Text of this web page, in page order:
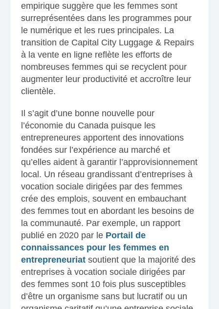
empirique suggère que les femmes sont
surreprésentées dans les programmes pour
le numérique et les rues principales. La
transition de Capital City Luggage & Repairs
à la vente en ligne reflète les efforts de
nombreuses femmes qui se recyclent pour
augmenter leur productivité et accroître leur
clientèle.
Il s’agit d’une bonne nouvelle pour
l’économie du Canada puisque les
entrepreneures apportent des innovations
fondées sur l’expérience au marché et
qu’elles aident à garantir l’approvisionnement
local. Un réseau grandissant d’entreprises à
vocation sociale dirigées par des femmes
crée des emplois, souvent en embauchant
des femmes tout en abordant les besoins de
la communauté. Par exemple, un rapport
publié en 2020 par le Portail de
connaissances pour les femmes en
entrepreneuriatsoutient que la majorité des
entreprises à vocation sociale dirigées par
des femmes sont 10 fois plus susceptibles
d’être un organisme sans but lucratif ou un